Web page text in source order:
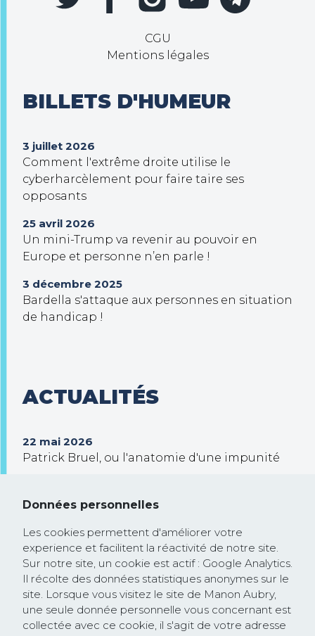
CGU
Mentions légales
BILLETS D'HUMEUR
3 juillet 2026
Comment l'extrême droite utilise le
cyberharcèlement pour faire taire ses
opposants
25 avril 2026
Un mini-Trump va revenir au pouvoir en
Europe et personne n’en parle !
3 décembre 2025
Bardella s'attaque aux personnes en situation
de handicap !
ACTUALITÉS
22 mai 2026
Patrick Bruel, ou l'anatomie d'une impunité
Trump veut prendre le contrôle de Gaza !
26 février 2025
Communiqué de presse : la Commission
européenne rejoint la course à la
dérégulation lancée par les Etats-Unis et
saccage les textes protégeant les droits
humains et l’environnement
Données personnelles
Les cookies permettent d'améliorer votre
experience et facilitent la réactivité de notre site.
Sur notre site, un cookie est actif : Google Analytics.
Il récolte des données statistiques anonymes sur le
site. Lorsque vous visitez le site de Manon Aubry,
une seule donnée personnelle vous concernant est
collectée avec ce cookie, il s'agit de votre adresse